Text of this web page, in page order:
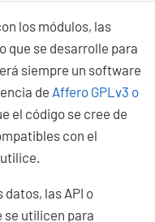
los módulos, las
que se desarrolle para
siempre un software
de Affero GPLv3 o
el código se cree de
con el
las API o
utilicen para